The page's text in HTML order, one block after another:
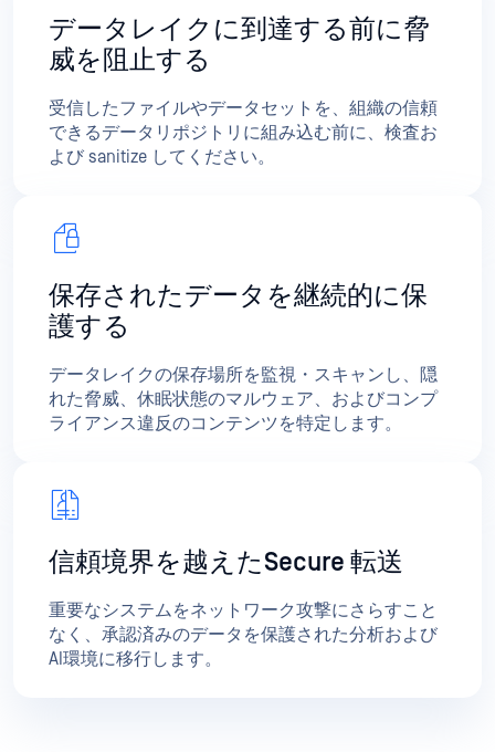
データレイクに到達する前に脅
威を阻止する
受信したファイルやデータセットを、組織の信頼
できるデータリポジトリに組み込む前に、検査お
よび sanitize してください。
保存されたデータを継続的に保
護する
データレイクの保存場所を監視・スキャンし、隠
れた脅威、休眠状態のマルウェア、およびコンプ
ライアンス違反のコンテンツを特定します。
信頼境界を越えたSecure 転送
重要なシステムをネットワーク攻撃にさらすこと
なく、承認済みのデータを保護された分析および
AI環境に移行します。